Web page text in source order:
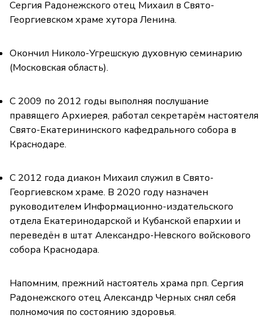
Сергия Радонежского отец Михаил в Свято-
Георгиевском храме хутора Ленина.
Окончил Николо-Угрешскую духовную семинарию
(Московская область).
С 2009 по 2012 годы выполняя послушание
правящего Архиерея, работал секретарём настоятеля
Свято-Екатерининского кафедрального собора в
Краснодаре.
С 2012 года диакон Михаил служил в Свято-
Георгиевском храме. В 2020 году назначен
руководителем Информационно-издательского
отдела Екатеринодарской и Кубанской епархии и
переведён в штат Александро-Невского войскового
собора Краснодара.
Напомним, прежний настоятель храма прп. Сергия
Радонежского отец Александр Черных снял себя
полномочия по состоянию здоровья.